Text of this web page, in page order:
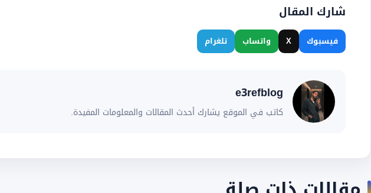
شارك المقال
فيسبوك X واتساب تلغرام
e3refblog
كاتب في الموقع يشارك أحدث المقالات والمعلومات المفيدة.